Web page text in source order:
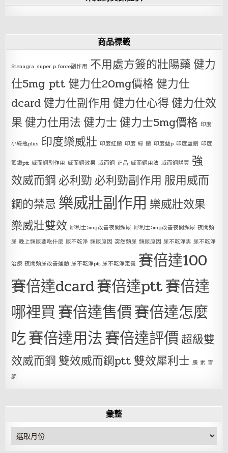
商品標籤
Stenagra super p force副作用 不用處方簽的壯陽藥健力
仕5mg ptt健力仕20mg價格健力仕
dcard健力仕副作用 健力仕心得健力仕效
果健力仕用法健力士健力士5mg價格 印度
小綠瓶plus 印度樂威壯 印度紅鑽 印度 綠 鑽 印度藍p 印度藍鑽 印度
藍鑽ptt 威而鋼副作用 威而鋼效果 威而鋼 正品 威而鋼用法 威而鋼購買 強
效威而鋼 必利勁 必利勁副作用 服用威而
鋼的禁忌 樂威壯副作用 樂威壯效果
樂威壯雙效 犀利士5mg改善夜間頻尿 犀利士5mg改善夜間頻尿 夜間頻
尿 晚上頻尿要吃什麼 尿不乾淨 頻尿原因 突然頻尿 頻尿原因 尿不乾淨男 尿不乾淨
治療 夜間頻尿改善運動 尿不乾淨ptt 尿不乾淨定義 賽倍達100
賽倍達dcard賽倍達ptt賽倍達
哪裡買賽倍達售價賽倍達怎麼
吃賽倍達用法賽倍達評價超級雙
效威而鋼 雙效威而鋼ptt 雙效犀利士 騰 素 官
網
彙整
彙
整